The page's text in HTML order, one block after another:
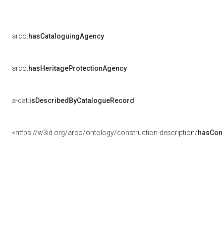
arco:hasCataloguingAgency
arco:hasHeritageProtectionAgency
a-cat:isDescribedByCatalogueRecord
<https://w3id.org/arco/ontology/construction-description/